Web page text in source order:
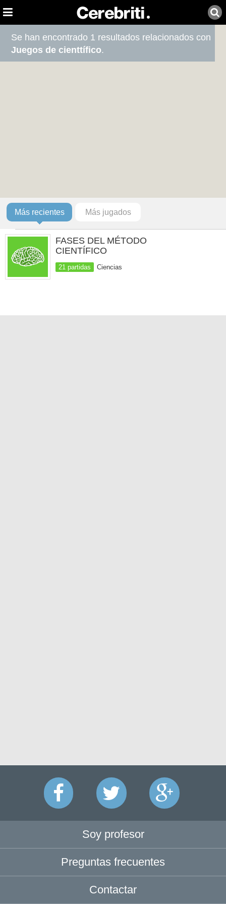
Se han encontrado 1 resultados relacionados con
Juegos de cienttífico.
Más recientes Más jugados
FASES DEL MÉTODO
CIENTÍFICO
21 partidas Ciencias
Soy profesor
Preguntas frecuentes
Contactar